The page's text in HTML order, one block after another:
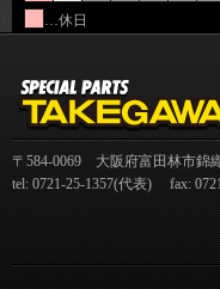
…休日
〒584-0069 大阪府富田林市錦
tel: 0721-25-1357(代表) fax: